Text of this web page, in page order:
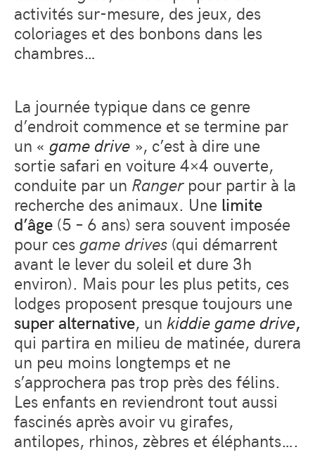
activités sur-mesure, des jeux, des
coloriages et des bonbons dans les
chambres…
La journée typique dans ce genre
d’endroit commence et se termine par
un « game drive », c’est à dire une
sortie safari en voiture 4×4 ouverte,
conduite par un Rangerpour partir à la
recherche des animaux. Une limite
d’âge (5 – 6 ans) sera souvent imposée
pour ces game drives (qui démarrent
avant le lever du soleil et dure 3h
environ). Mais pour les plus petits, ces
lodges proposent presque toujours une
super alternative, un kiddie game drive,
qui partira en milieu de matinée, durera
un peu moins longtemps et ne
s’approchera pas trop près des félins.
Les enfants en reviendront tout aussi
fascinés après avoir vu girafes,
antilopes, rhinos, zèbres et éléphants….